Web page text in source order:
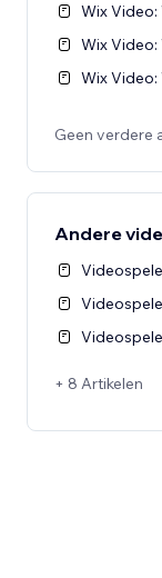
Wix
Wix
Wix
Geen verdere
Andere
+ 8 Artikelen